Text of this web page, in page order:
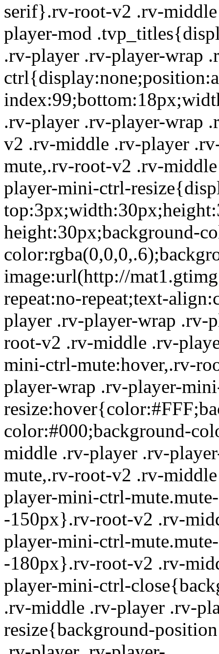
serif}.rv-root-v2 .rv-
player-mod
.rv-player .rv-player-wrap
.rv-player .rv-player-wrap
v2 .rv-middle .rv-player
mute,.rv-root-v2 .rv-
player-mini-ctrl-
height:30px;background-
image:url(http://
repeat:no-repeat;text-
player .rv-player-wrap .rv-
root-v2 .rv-middle .rv-
mini-ctrl-mute:hover,.rv-
player-wrap .rv-player-
color:#000;background-
middle .rv-player .rv-
mute,.rv-root-v2 .rv-
player-mini-ctrl-
-150px}.rv-root-v2 .rv-
player-mini-ctrl-
-180px}.rv-root-v2 .rv-
player-mini-ctrl-
.rv-middle .rv-player .rv-
resize{background-